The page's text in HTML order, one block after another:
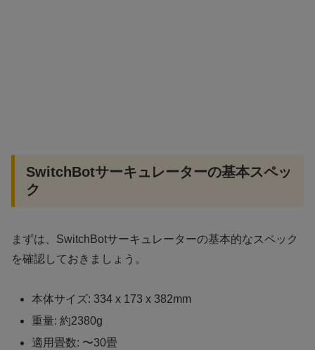
SwitchBotサーキュレーターの基本スペッ
ク
まずは、SwitchBotサーキュレーターの基本的なスペック
を確認しておきましょう。
本体サイズ: 334 x 173 x 382mm
重量: 約2380g
適用畳数: 〜30畳